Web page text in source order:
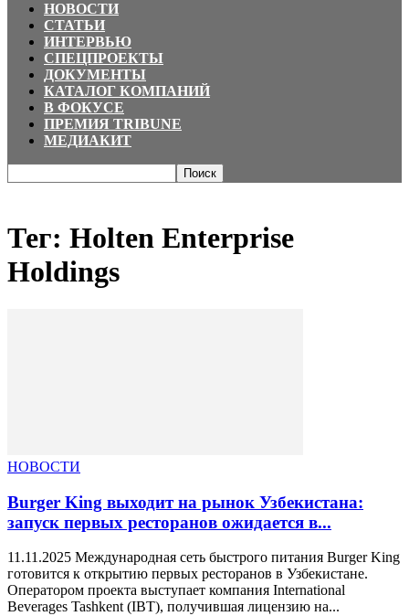
НОВОСТИ
СТАТЬИ
ИНТЕРВЬЮ
СПЕЦПРОЕКТЫ
ДОКУМЕНТЫ
КАТАЛОГ КОМПАНИЙ
В ФОКУСЕ
ПРЕМИЯ TRIBUNE
МЕДИАКИТ
Тег: Holten Enterprise
Holdings
НОВОСТИ
Burger King выходит на рынок Узбекистана:
запуск первых ресторанов ожидается в...
11.11.2025 Международная сеть быстрого питания Burger King
готовится к открытию первых ресторанов в Узбекистане.
Оператором проекта выступает компания International
Beverages Tashkent (IBT), получившая лицензию на...